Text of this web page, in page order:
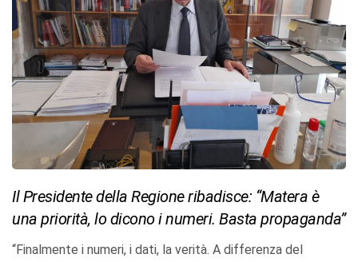
Il Presidente della Regione ribadisce: “Matera è
una priorità, lo dicono i numeri. Basta propaganda”
“Finalmente i numeri, i dati, la verità. A differenza del